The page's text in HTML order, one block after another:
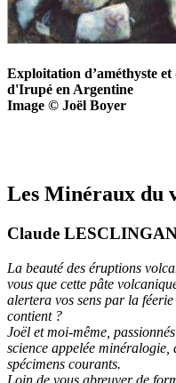
Exploitation d’améthyste
d'Irupé en Argentine
Image © Joël Boyer
Les Minéraux du
Claude
La beauté des éruptions
vous que cette pâte
alertera vos sens par la
contient ?
Joël et moi-même,
science appelée
spécimens courants.
Loin de vous abreuver de